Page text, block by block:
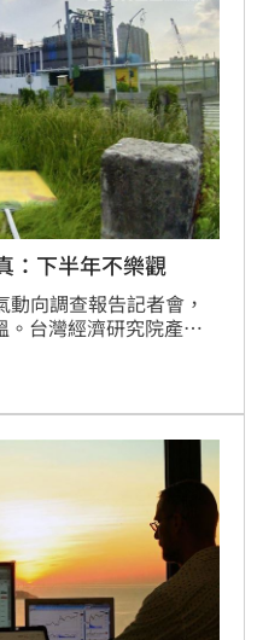
：下半年不樂觀
向調查報告記者會，
台灣經濟研究院產經
房市信心短暫回穩，
對比去年仍全面下滑，
面干擾，而下半年還有
觀。（陳韋帆）